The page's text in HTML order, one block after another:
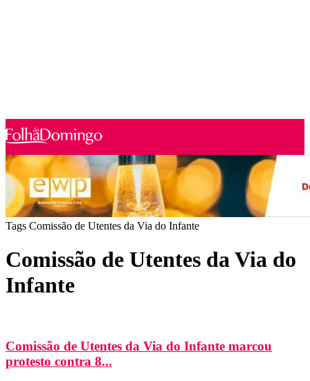
Tags Comissão de Utentes da Via do Infante
Comissão de Utentes da Via do
Infante
Comissão de Utentes da Via do Infante marcou
protesto contra 8...